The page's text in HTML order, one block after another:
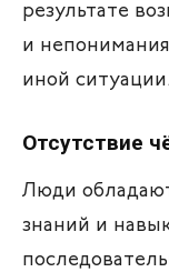
результате
и
иной
Отсутствие
Люди
знаний и